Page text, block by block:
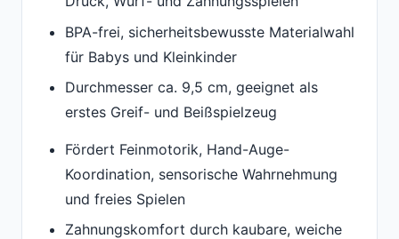
BPA-frei, sicherheitsbewusste Materialwahl
für Babys und Kleinkinder
Durchmesser ca. 9,5 cm, geeignet als
erstes Greif- und Beißspielzeug
Fördert Feinmotorik, Hand-Auge-
Koordination, sensorische Wahrnehmung
und freies Spielen
Zahnungskomfort durch kaubare, weiche